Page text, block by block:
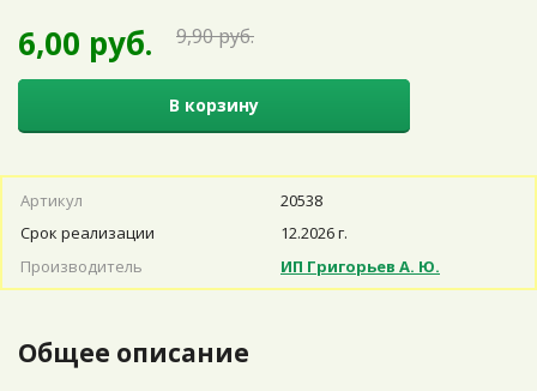
6,00 руб. 9,90 руб.
В корзину
Артикул
20538
Срок реализации
12.2026 г.
Производитель
ИП Григорьев А. Ю.
Общее описание